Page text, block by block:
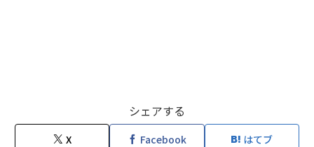
シェアする
X Facebook はてブ